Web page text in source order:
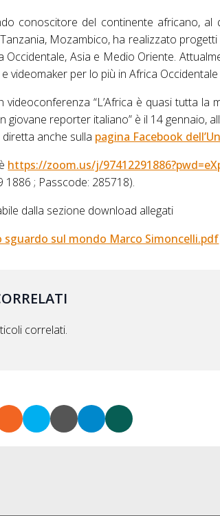
conoscitore del continente africano,
Mozambico, ha realizzato
Occidentale, Asia e Medio Oriente.
videomaker per lo più in Africa Occidentale
videoconferenza “L’Africa è quasi tutta
giovane reporter italiano” è il 14 gennaio,
anche sulla pagina Facebook
https://zoom.us/j/
1886 ; Passcode: 285718).
dalla sezione download allegati
sul mondo Marco Simoncelli.pdf
correlati.